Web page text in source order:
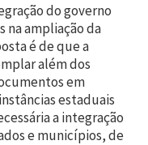
do governo
na ampliação da
é de que a
além dos
em
estaduais
a integração
e municípios, de